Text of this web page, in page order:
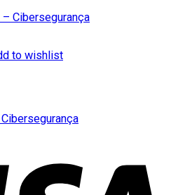
to wishlist